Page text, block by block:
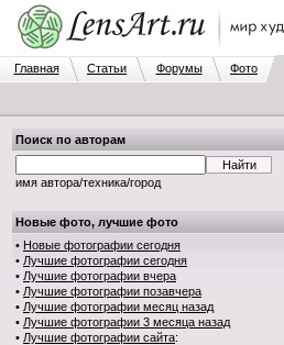
Главная Статьи Форумы Фото
Поиск по авторам
имя автора/техника/город
Новые фото, лучшие фото
• Новые фотографии сегодня
• Лучшие фотографии сегодня
• Лучшие фотографии вчера
• Лучшие фотографии позавчера
• Лучшие фотографии месяц назад
• Лучшие фотографии 3 месяца назад
• Лучшие фотографии сайта: